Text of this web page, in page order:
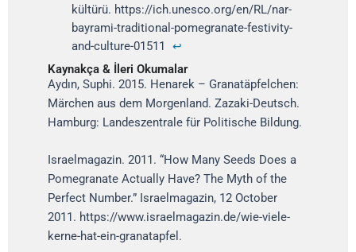
kültürü. https://ich.unesco.org/en/RL/nar-
bayrami-traditional-pomegranate-festivity-
and-culture-01511
↩
Kaynakça & İleri Okumalar
Aydın, Suphi. 2015. Henarek – Granatäpfelchen:
Märchen aus dem Morgenland. Zazaki-Deutsch.
Hamburg: Landeszentrale für Politische Bildung.
Israelmagazin. 2011. “How Many Seeds Does a
Pomegranate Actually Have? The Myth of the
Perfect Number.” Israelmagazin, 12 October
2011. https://www.israelmagazin.de/wie-viele-
kerne-hat-ein-granatapfel.